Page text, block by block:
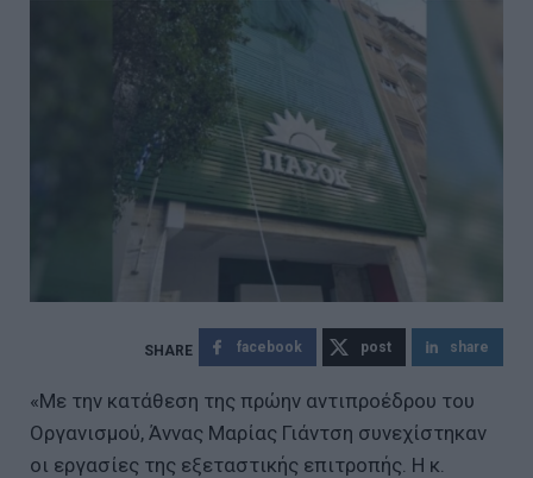
facebook post share
«Με την κατάθεση της πρώην αντιπροέδρου του
Οργανισμού, Άννας Μαρίας Γιάντση συνεχίστηκαν
οι εργασίες της εξεταστικής επιτροπής. Η κ.